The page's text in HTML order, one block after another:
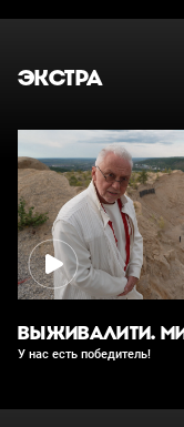
ЭКСТРА
ВЫЖИВАЛИТИ.
У нас есть победитель!